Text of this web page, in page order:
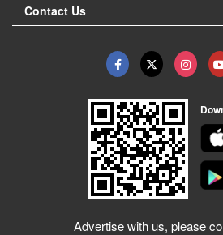
Contact Us
Advertise with us, please